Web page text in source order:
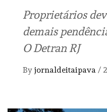
Proprietários
demais
O Detran RJ
By jornaldeitaipava /